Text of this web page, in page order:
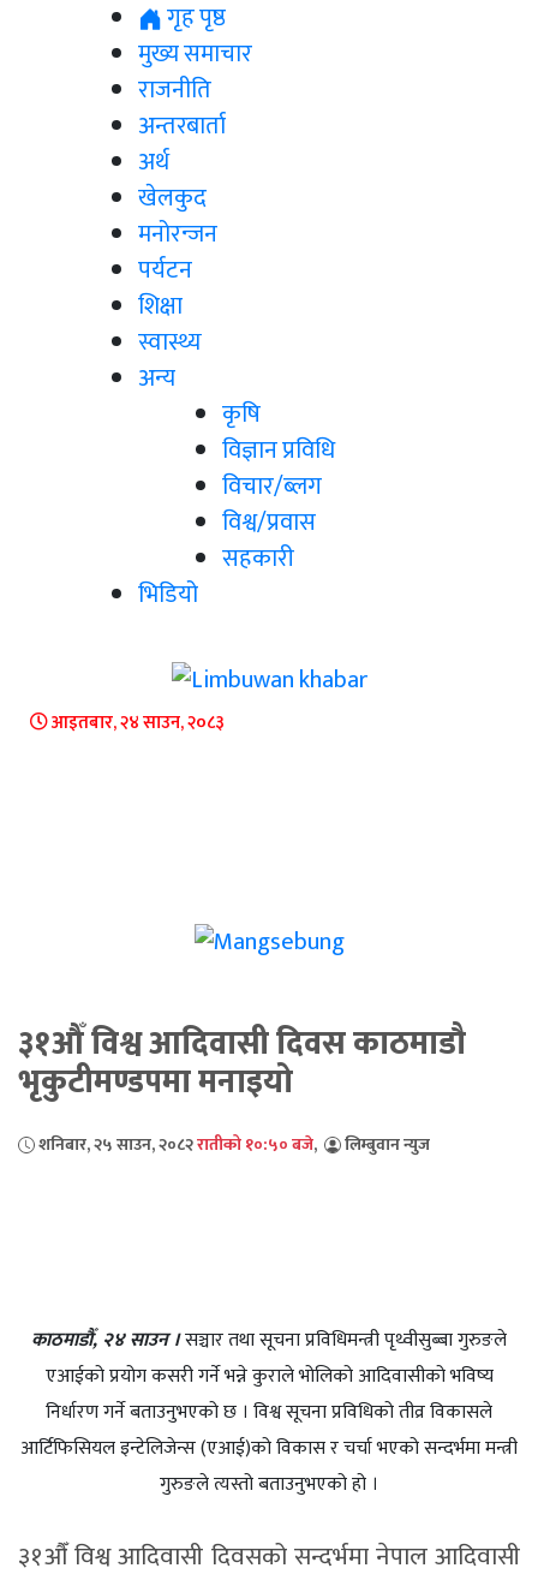
गृह पृष्ठ
मुख्य समाचार
राजनीति
अन्तरबार्ता
अर्थ
खेलकुद
मनोरन्जन
पर्यटन
शिक्षा
स्वास्थ्य
अन्य
कृषि
विज्ञान प्रविधि
विचार/ब्लग
विश्व/प्रवास
सहकारी
भिडियो
आइतबार, २४ साउन, २०८३
३१औँ विश्व आदिवासी दिवस काठमाडौ
भृकुटीमण्डपमा मनाइयो
शनिबार, २५ साउन, २०८२रातीको १०:५० बजे, लिम्बुवान न्युज
काठमाडौँ, २४ साउन ।सञ्चार तथा सूचना प्रविधिमन्त्री पृथ्वीसुब्बा गुरुङले
एआईको प्रयोग कसरी गर्ने भन्ने कुराले भोलिको आदिवासीको भविष्य
निर्धारण गर्ने बताउनुभएको छ । विश्व सूचना प्रविधिको तीव्र विकासले
आर्टिफिसियल इन्टेलिजेन्स (एआई)को विकास र चर्चा भएको सन्दर्भमा मन्त्री
गुरुङले त्यस्तो बताउनुभएको हो ।
३१औँ विश्व आदिवासी दिवसको सन्दर्भमा नेपाल आदिवासी